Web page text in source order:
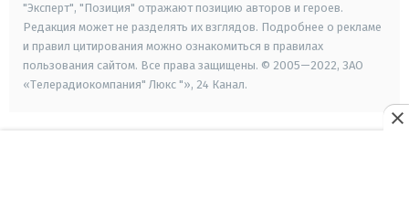
"Эксперт", "Позиция" отражают позицию авторов и героев.
Редакция может не разделять их взглядов. Подробнее о рекламе
и правил цитирования можно ознакомиться в правилах
пользования сайтом. Все права защищены. © 2005—2022, ЗАО
«Телерадиокомпания" Люкс "», 24 Канал.